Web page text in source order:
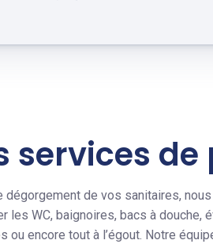
services
dégorgement de vos sanitaires,
les WC, baignoires, bacs à douche,
ou encore tout à l’égout. Notre